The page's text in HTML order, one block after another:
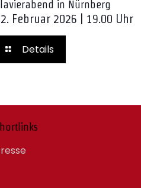
in Nürnberg
Februar 2026 | 19.00 Uhr
Details